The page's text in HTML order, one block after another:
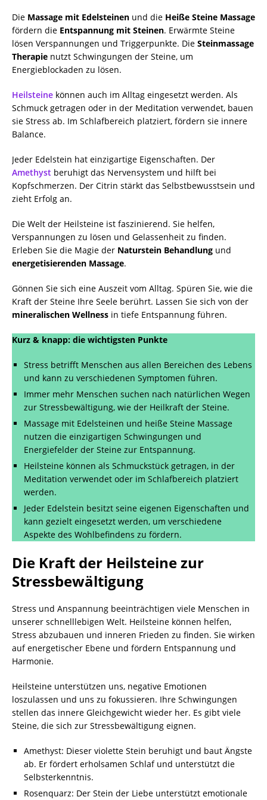
Die Massage mit Edelsteinen und die Heiße Steine Massage
fördern die Entspannung mit Steinen. Erwärmte Steine
lösen Verspannungen und Triggerpunkte. Die Steinmassage
Therapie nutzt Schwingungen der Steine, um
Energieblockaden zu lösen.
Heilsteine können auch im Alltag eingesetzt werden. Als
Schmuck getragen oder in der Meditation verwendet, bauen
sie Stress ab. Im Schlafbereich platziert, fördern sie innere
Balance.
Jeder Edelstein hat einzigartige Eigenschaften. Der
Amethyst beruhigt das Nervensystem und hilft bei
Kopfschmerzen. Der Citrin stärkt das Selbstbewusstsein und
zieht Erfolg an.
Die Welt der Heilsteine ist faszinierend. Sie helfen,
Verspannungen zu lösen und Gelassenheit zu finden.
Erleben Sie die Magie der Naturstein Behandlung und
energetisierenden Massage.
Gönnen Sie sich eine Auszeit vom Alltag. Spüren Sie, wie die
Kraft der Steine Ihre Seele berührt. Lassen Sie sich von der
mineralischen Wellness in tiefe Entspannung führen.
Kurz & knapp: die wichtigsten Punkte
Stress betrifft Menschen aus allen Bereichen des Lebens
und kann zu verschiedenen Symptomen führen.
Immer mehr Menschen suchen nach natürlichen Wegen
zur Stressbewältigung, wie der Heilkraft der Steine.
Massage mit Edelsteinen und heiße Steine Massage
nutzen die einzigartigen Schwingungen und
Energiefelder der Steine zur Entspannung.
Heilsteine können als Schmuckstück getragen, in der
Meditation verwendet oder im Schlafbereich platziert
werden.
Jeder Edelstein besitzt seine eigenen Eigenschaften und
kann gezielt eingesetzt werden, um verschiedene
Aspekte des Wohlbefindens zu fördern.
Die Kraft der Heilsteine zur
Stressbewältigung
Stress und Anspannung beeinträchtigen viele Menschen in
unserer schnelllebigen Welt. Heilsteine können helfen,
Stress abzubauen und inneren Frieden zu finden. Sie wirken
auf energetischer Ebene und fördern Entspannung und
Harmonie.
Heilsteine unterstützen uns, negative Emotionen
loszulassen und uns zu fokussieren. Ihre Schwingungen
stellen das innere Gleichgewicht wieder her. Es gibt viele
Steine, die sich zur Stressbewältigung eignen.
Amethyst: Dieser violette Stein beruhigt und baut Ängste
ab. Er fördert erholsamen Schlaf und unterstützt die
Selbsterkenntnis.
Rosenquarz: Der Stein der Liebe unterstützt emotionale